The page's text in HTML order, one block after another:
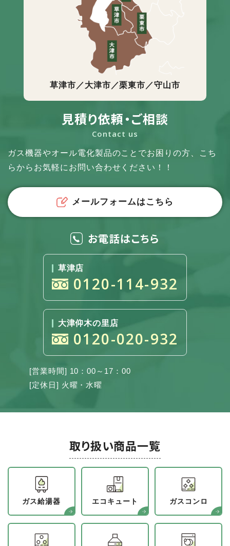
草津市／大津市／栗東市／守山市
見積り依頼・ご相談
Contact us
ガス機器やオール電化製品のことでお困りの方、
こち
らからお気軽にお問い合わせください！！
メールフォームはこちら
お電話はこちら
草津店
0120-114-932
大津仰木の里店
0120-020-932
[営業時間] 10：00～17：00
[定休日] 火曜・水曜
取り扱い商品一覧
ガス給湯器 エコキュート ガスコンロ